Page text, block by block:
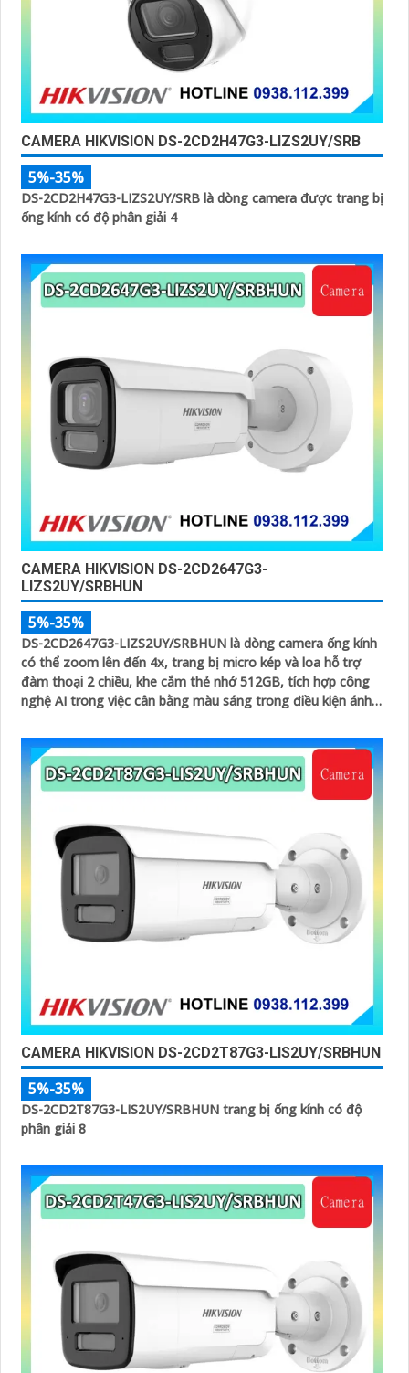
CAMERA HIKVISION DS-2CD2H47G3-LIZS2UY/SRB
5%-35%
DS-2CD2H47G3-LIZS2UY/SRB là dòng camera được trang bị
ống kính có độ phân giải 4
CAMERA HIKVISION DS-2CD2647G3-
LIZS2UY/SRBHUN
5%-35%
DS-2CD2647G3-LIZS2UY/SRBHUN là dòng camera ống kính
có thể zoom lên đến 4x, trang bị micro kép và loa hỗ trợ
đàm thoại 2 chiều, khe cắm thẻ nhớ 512GB, tích hợp công
nghệ AI trong việc cân bằng màu sáng trong điều kiện ánh
CAMERA HIKVISION DS-2CD2T87G3-LIS2UY/SRBHUN
5%-35%
DS-2CD2T87G3-LIS2UY/SRBHUN trang bị ống kính có độ
phân giải 8